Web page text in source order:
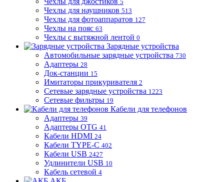
5
Чехлы для наушников 513
Чехлы для фотоаппаратов 127
Чехлы на пояс 63
Чехлы с вытяжной лентой 0
Зарядные устройства
Автомобильные зарядные устройства 730
Адаптеры 28
Док-станции 15
Имитаторы прикуривателя 2
Сетевые зарядные устройства 1223
Сетевые фильтры 19
Кабели для телефонов
Адаптеры 39
Адаптеры OTG 41
Кабели HDMI 24
Кабели TYPE-C 402
Кабели USB 2427
Удлинители USB 10
Кабель сетевой 4